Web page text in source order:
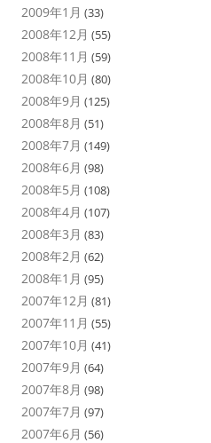
2009年1月 (33)
2008年12月 (55)
2008年11月 (59)
2008年10月 (80)
2008年9月 (125)
2008年8月 (51)
2008年7月 (149)
2008年6月 (98)
2008年5月 (108)
2008年4月 (107)
2008年3月 (83)
2008年2月 (62)
2008年1月 (95)
2007年12月 (81)
2007年11月 (55)
2007年10月 (41)
2007年9月 (64)
2007年8月 (98)
2007年7月 (97)
2007年6月 (56)